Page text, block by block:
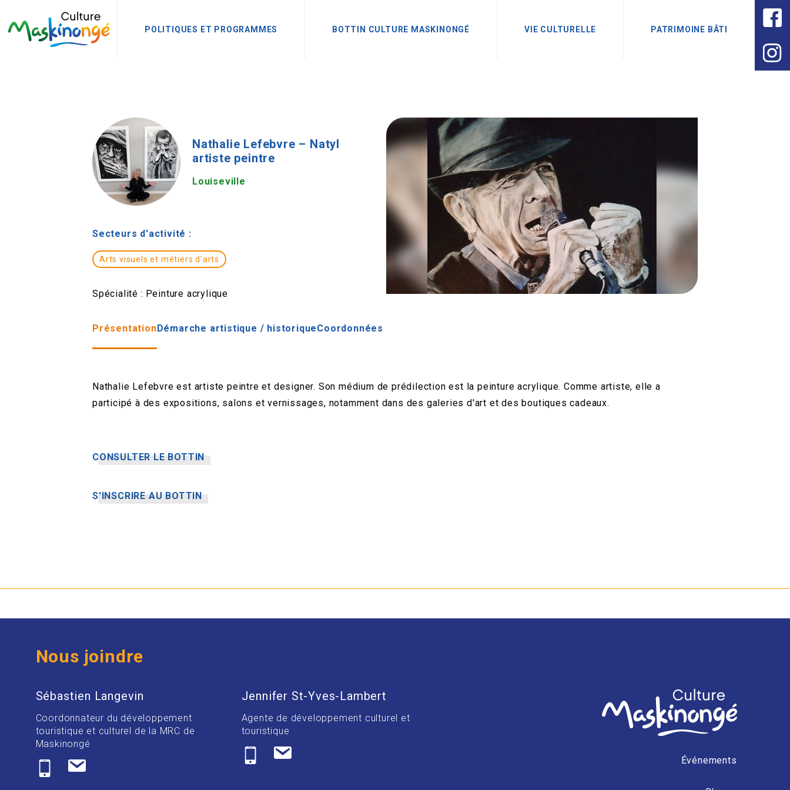
POLITIQUES ET PROGRAMMES BOTTIN CULTURE MASKINONGÉ VIE CULTURELLE PATRIMOINE BÂTI
Nathalie Lefebvre – Natyl
artiste peintre
Louiseville
Secteurs d'activité :
Arts visuels et métiers d’arts
Spécialité : Peinture acrylique
PrésentationDémarche artistique / historiqueCoordonnées
Nathalie Lefebvre est artiste peintre et designer. Son médium de prédilection est la peinture acrylique. Comme artiste, elle a
participé à des expositions, salons et vernissages, notamment dans des galeries d'art et des boutiques cadeaux.
CONSULTER LE BOTTIN
S'INSCRIRE AU BOTTIN
Nous joindre
Sébastien Langevin
Coordonnateur du développement
touristique et culturel de la MRC de
Maskinongé
Jennifer St-Yves-Lambert
Agente de développement culturel et
touristique
Événements